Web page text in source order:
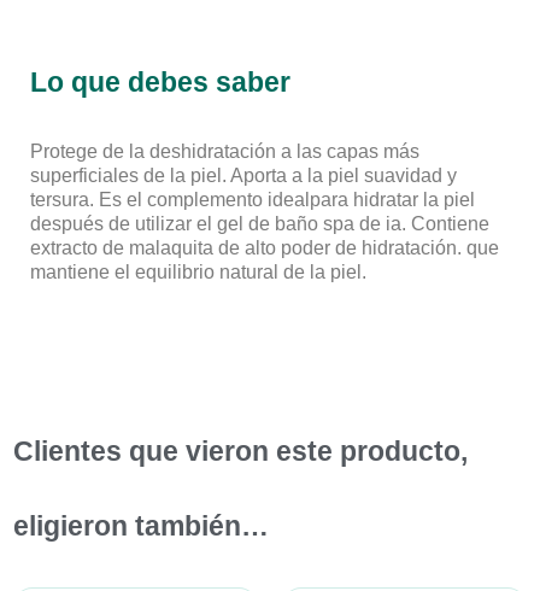
Lo que debes saber
Protege de la deshidratación a las capas más
superficiales de la piel. Aporta a la piel suavidad y
tersura. Es el complemento idealpara hidratar la piel
después de utilizar el gel de baño spa de ia. Contiene
extracto de malaquita de alto poder de hidratación. que
mantiene el equilibrio natural de la piel.
Clientes que vieron este producto,
eligieron también…